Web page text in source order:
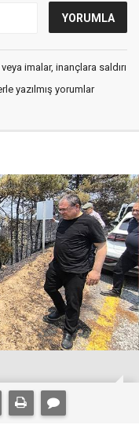
imalar, inançlara saldırı
yazılmış yorumlar